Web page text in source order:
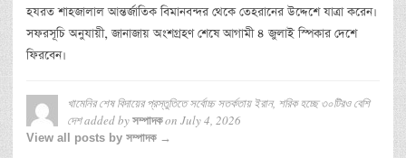
হযরত শাহজালাল আন্তর্জাতিক বিমানবন্দর থেকে তেহরানের উদ্দেশে যাত্রা করেন।
সফরসূচি অনুযায়ী, জানাজায় অংশগ্রহণ শেষে আগামী ৪ জুলাই স্পিকার দেশে
ফিরবেন।
খামেনির শেষ বিদায়ের প্রস্তুতিতে সর্বোচ্চ সতর্কতায় ইরান, শরিক হচ্ছে ৩০টিরও বেশি
দেশadded by সম্পাদকon July 4, 2026
View all posts by সম্পাদক →